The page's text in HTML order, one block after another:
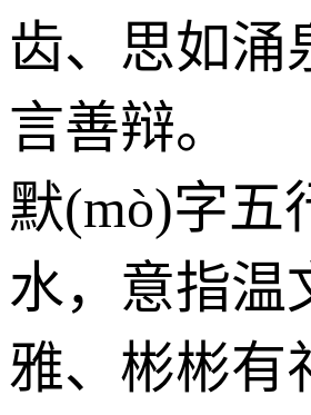
齿、思如涌
言善辩。
默(mò)字五
水，意指温
雅、彬彬有